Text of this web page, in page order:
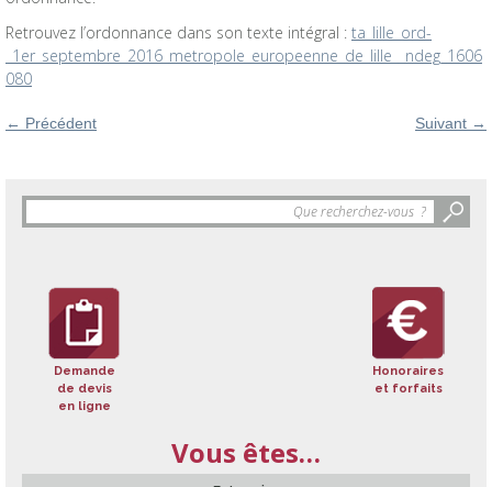
Retrouvez l’ordonnance dans son texte intégral : ta_lille_ord-
_1er_septembre_2016_metropole_europeenne_de_lille__ndeg_1606
080
← Précédent Suivant →
Objet
de
Demande
de devis
en ligne
Honoraires
et forfaits
Vous êtes…